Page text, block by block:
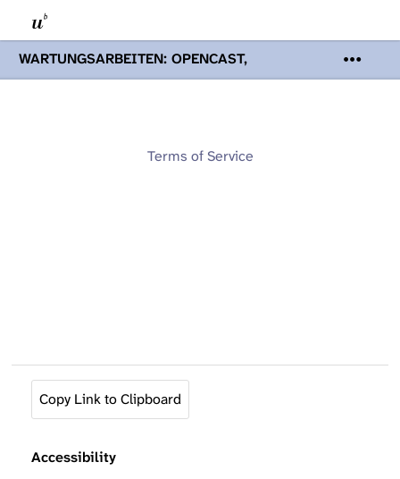
WARTUNGSARBEITEN: OPENCAST,
PODCASTS & TOBIRA
Mi 19. August
Opencast-Videos und Tobira nicht zur
Terms of Service
Copy Link to Clipboard
Accessibility